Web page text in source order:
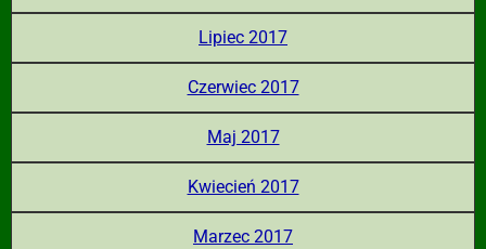
Lipiec 2017
Czerwiec 2017
Maj 2017
Kwiecień 2017
Marzec 2017